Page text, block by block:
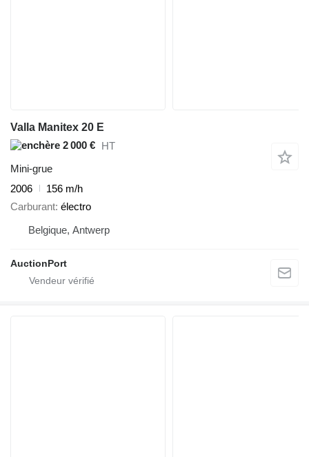
Valla Manitex 20 E
2 000 € HT
Mini-grue
2006
156 m/h
Carburant électro
Belgique, Antwerp
AuctionPort